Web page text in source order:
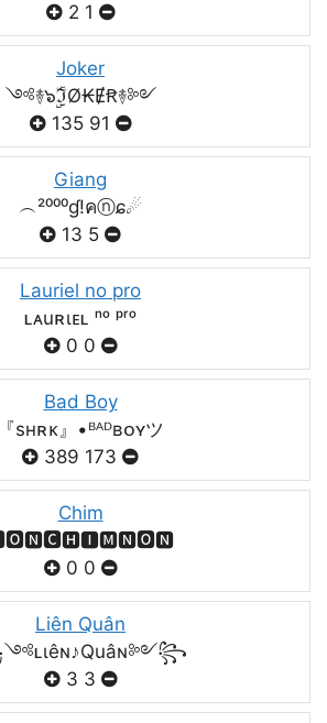
2 1
Joker
༺࿈๖ۣۣۜℑØ₭ɆꞦ࿈༻
135 91
Giang
︵²⁰⁰⁰ɠ!คⓝɕ☄
13 5
Lauriel no pro
ʟᴀuʀιᴇʟ ⁿᵒ ᵖʳᵒ
0 0
Bad Boy
『sʜʀᴋ』•ᴮᴬᴰʙᴏʏツ
389 173
Chim
0 0
Liên Quân
3 3